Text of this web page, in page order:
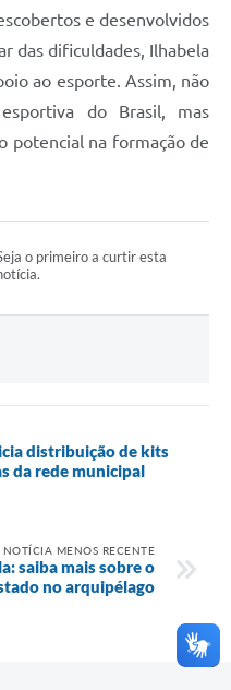
e desenvolvidos
das dificuldades, Ilhabela
ao esporte. Assim, não
do Brasil, mas
potencial na formação de
o primeiro a curtir esta
distribuição de kits
da rede municipal
NOTÍCIA MENOS RECENTE
saiba mais sobre o
no arquipélago